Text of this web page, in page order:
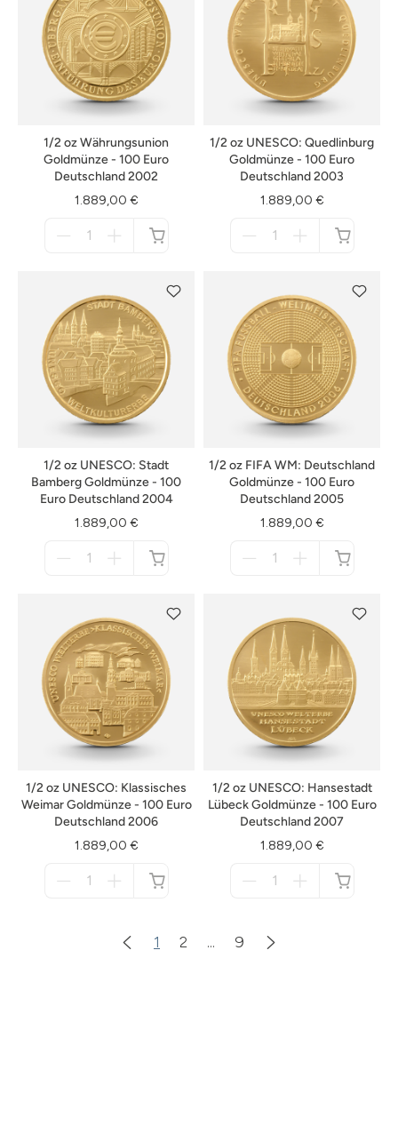
1/2 oz Währungsunion
Goldmünze - 100 Euro
Deutschland 2002
1.889,00 €
1/2 oz UNESCO: Quedlinburg
Goldmünze - 100 Euro
Deutschland 2003
1.889,00 €
1/2 oz UNESCO: Stadt
Bamberg Goldmünze - 100
Euro Deutschland 2004
1.889,00 €
1/2 oz FIFA WM: Deutschland
Goldmünze - 100 Euro
Deutschland 2005
1.889,00 €
1/2 oz UNESCO: Klassisches
Weimar Goldmünze - 100 Euro
Deutschland 2006
1.889,00 €
1/2 oz UNESCO: Hansestadt
Lübeck Goldmünze - 100 Euro
Deutschland 2007
1.889,00 €
1 2 ... 9